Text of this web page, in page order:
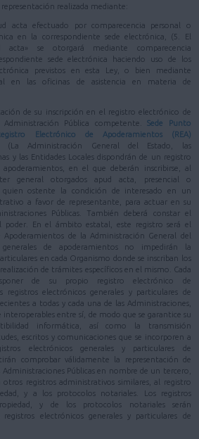
realizada mediante:
acta efectuado por comparecencia personal o
en la correspondiente sede electrónica, (5. El
acta» se otorgará mediante comparecencia
sede electrónica haciendo uso de los
previstos en esta Ley, o bien mediante
en las oficinas de asistencia en materia de
de su inscripción en el registro electrónico de
Administración Pública competente.Sede Punto
Electrónico de Apoderamientos (REA)
(La Administración General del Estado, las
y las Entidades Locales dispondrán de un registro
en el que deberán inscribirse, al
general otorgados apud acta, presencial o
quien ostente la condición de interesado en un
a favor de representante, para actuar en su
Públicas. También deberá constar el
poder. En el ámbito estatal, este registro será el
Apoderamientos de la Administración General del
generales de apoderamientos no impedirán la
en cada Organismo donde se inscriban los
de trámites específicos en el mismo. Cada
de su propio registro electrónico de
registros electrónicos generales y particulares de
a todas y cada una de las Administraciones,
interoperables entre sí, de modo que se garantice su
informática, así como la transmisión
escritos y comunicaciones que se incorporen a
electrónicos generales y particulares de
comprobar válidamente la representación de
Públicas en nombre de un tercero,
registros administrativos similares, al registro
y a los protocolos notariales. Los registros
y de los protocolos notariales serán
electrónicos generales y particulares de